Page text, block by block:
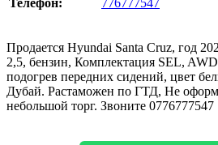
Телефон:
776777547
Продается Hyundai Santa Cruz, год
2,5, бензин, Комплектация SEL,
подогрев передних сидений, цвет
Дубай. Растаможен по ГТД, Не
небольшой торг. Звоните 0776777547